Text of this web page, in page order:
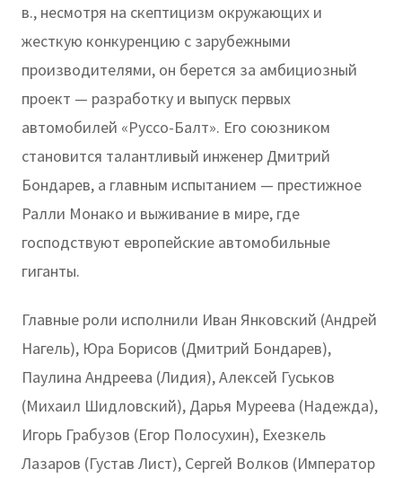
в., несмотря на скептицизм окружающих и
жесткую конкуренцию с зарубежными
производителями, он берется за амбициозный
проект — разработку и выпуск первых
автомобилей «Руссо-Балт». Его союзником
становится талантливый инженер Дмитрий
Бондарев, а главным испытанием — престижное
Ралли Монако и выживание в мире, где
господствуют европейские автомобильные
гиганты.
Главные роли исполнили Иван Янковский (Андрей
Нагель), Юра Борисов (Дмитрий Бондарев),
Паулина Андреева (Лидия), Алексей Гуськов
(Михаил Шидловский), Дарья Муреева (Надежда),
Игорь Грабузов (Егор Полосухин), Ехезкель
Лазаров (Густав Лист), Сергей Волков (Император